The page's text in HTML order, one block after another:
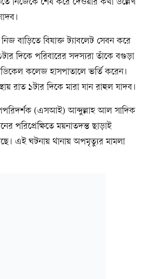
নিজেকে শেষ করে দেওয়ার কথা উল্লেখ
বাড়িতে বিষাক্ত ট্যাবলেট সেবন করে
দিকে পরিবারের সদস্যরা তাঁকে বগুড়া
কলেজ হাসপাতালে ভর্তি করেন।
রাত ১টার দিকে মারা যান রাহুল যাদব।
(এসআই) আব্দুল্লাহ আল সাদিক
পরিপ্রেক্ষিতে ময়নাতদন্ত ছাড়াই
এই ঘটনায় থানায় অপমৃত্যুর মামলা